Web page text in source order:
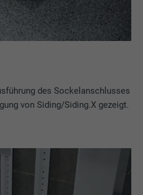
des Sockelanschlusses
von Siding/Siding.X gezeigt.